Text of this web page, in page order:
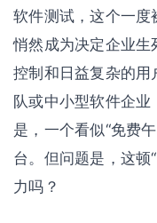
软件测试，这个一度
悄然成为决定企业生
控制和日益复杂的用
队或中小型软件企
是，一个看似“免费
台。但问题是，这顿
力吗？